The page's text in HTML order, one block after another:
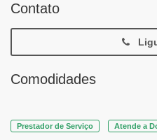
Contato
Comodidades
Prestador de Serviço Atende a